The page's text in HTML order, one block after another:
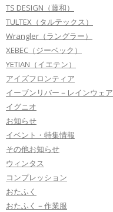
TS DESIGN（藤和）
TULTEX（タルテックス）
Wrangler（ラングラー）
XEBEC（ジーベック）
YETIAN（イエテン）
アイズフロンティア
イーブンリバー－レインウェア
イグニオ
お知らせ
イベント・特集情報
その他お知らせ
ウィンタス
コンプレッション
おたふく
おたふく－作業服